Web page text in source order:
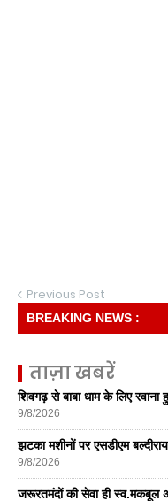
Previous Post
BREAKING NEWS :
ताज़ा खबरें
शिवगढ़ से बाबा धाम के लिए रवाना
9/8/2026
झटका मशीनों पर एसडीएम
9/8/2026
जरूरतमंदों की सेवा ही स्व.मकबूल